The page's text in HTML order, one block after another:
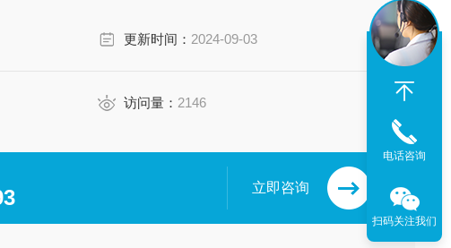
更新时间： 2024-09-03
访问量： 2146
立即咨询
电话咨询
扫码关注我们